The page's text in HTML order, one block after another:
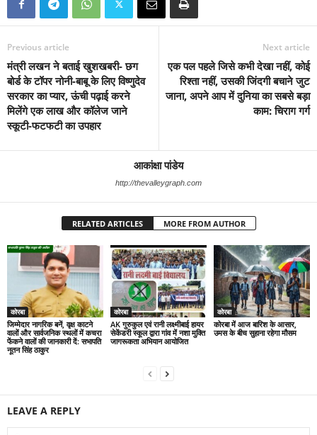
Previous article
मंत्री लखन ने बताई खुशखबरी- छग
बोर्ड के टॉपर नोनी-बाबू के लिए विष्णुदेव
सरकार का प्यार, ऊंची पढ़ाई करने
मिलेंगे एक लाख और कॉलेज जाने
स्कूटी-फटफटी का उपहार
Next article
एक पल पहले जिसे कभी देखा नहीं, कोई
रिश्ता नहीं, उसकी जिंदगी बचाने जुट
जाना, अपने आप में दुनिया का सबसे बड़ा
काम: चिराग गर्ग
आकांक्षा पांडेय
http://thevalleygraph.com
RELATED ARTICLES MORE FROM AUTHOR
कोरबा
जिम्मेदार नागरिक बनें, वृक्ष काटने
वालों और सार्वजनिक स्थलों में कचरा
फेंकने वालों की जानकारी दें: सभापति
नूतन सिंह ठाकुर
कोरबा
AK गुरुकुल एवं रानी लक्ष्मीबाई हायर
सेकेंडरी स्कूल द्वारा गांव में नशा मुक्ति
जागरूकता अभियान आयोजित
कोरबा
कोरबा में आज बारिश के आसार,
उमस के बीच सुहाना रहेगा मौसम
LEAVE A REPLY